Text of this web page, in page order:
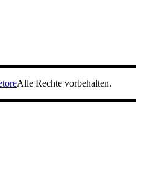
Alle Rechte vorbehalten.